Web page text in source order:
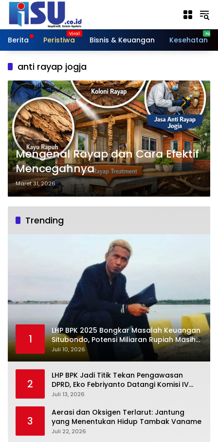
Langsung
konten
Berita
Peristiwa Bisnis & Keuangan Kesehatan
anti rayap jogja
Mengenal Rayap dan Cara Efektif
Mencegahnya
Maret 31, 2026
Trending
1
LHP BPK 2025 Bongkar Masalah Keuangan
Situbondo, Potensi Miliaran Rupiah Masih
Belum Terkelola
Juli 10, 2026
2
LHP BPK Jadi Titik Tekan Pengawasan
DPRD, Eko Febriyanto Datangi Komisi IV
dan Ajak Dewan Kembali Berpijak pada
Juli 13, 2026
3
Aerasi dan Oksigen Terlarut: Jantung
yang Menentukan Hidup Tambak Vaname
Juli 22, 2026